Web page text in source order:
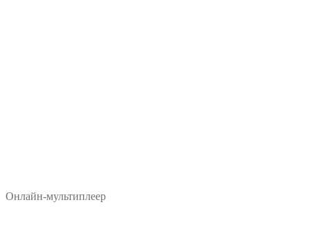
Онлайн-мультиплеер